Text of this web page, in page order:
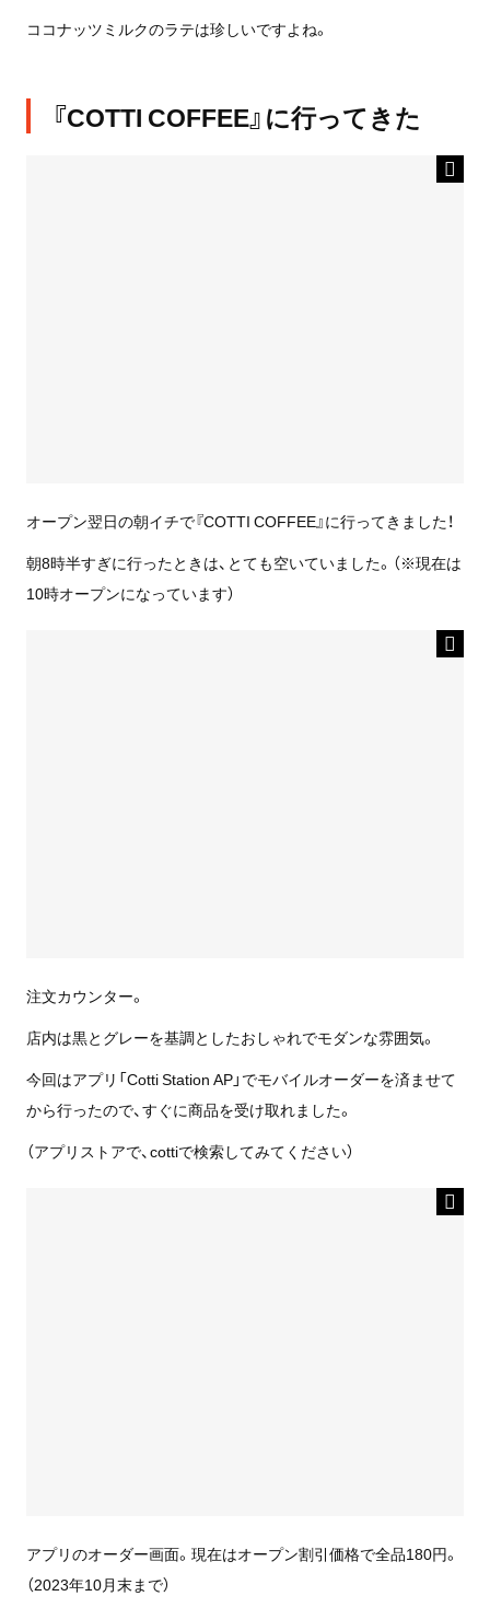
ココナッツミルクのラテは珍しいですよね。
『COTTI COFFEE』に行ってきた
オープン翌日の朝イチで『COTTI COFFEE』に行ってきました！
朝8時半すぎに行ったときは、とても空いていました。（※現在は
10時オープンになっています）
注文カウンター。
店内は黒とグレーを基調としたおしゃれでモダンな雰囲気。
今回はアプリ「Cotti Station AP」でモバイルオーダーを済ませて
から行ったので、すぐに商品を受け取れました。
（アプリストアで、cottiで検索してみてください）
アプリのオーダー画面。現在はオープン割引価格で全品180円。
（2023年10月末まで）